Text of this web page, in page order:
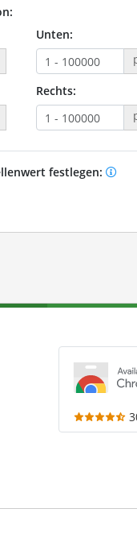
Unten:
Rechts:
festlegen: